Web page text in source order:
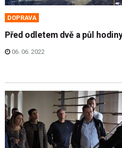
DOPRAVA
Před odletem dvě a půl
06. 06. 2022